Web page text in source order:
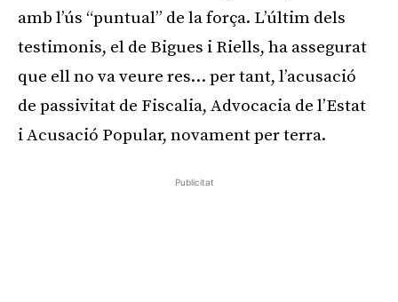
amb l’ús “puntual” de la força. L’últim dels
testimonis, el de Bigues i Riells, ha assegurat
que ell no va veure res… per tant, l’acusació
de passivitat de Fiscalia, Advocacia de l’Estat
i Acusació Popular, novament per terra.
Publicitat